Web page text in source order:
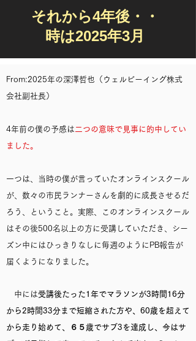
それから4年後・・
時は2025年3月
From:2025年の深澤哲也（ウェルビーイング株式
会社副社長）
4年前の僕の予感は 二つの意味で見事に的中してい
ました。
一つは、当時の僕が言っていたオンラインスクール
が、数々の市民ランナーさんを劇的に成長させるだ
ろう、ということ。実際、このオンラインスクール
はその後500名以上の方に受講していただき、シー
ズン中にはひっきりなしに毎週のようにPB報告が
届くようになりました。
中には受講後たった1年でマラソンが3時間16分
から2時間33分まで短縮された方や、60歳を超えて
から走り始めて、６５歳でサブ3を達成し、今はサ